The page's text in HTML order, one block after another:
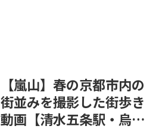
【嵐山】春の京都市内の
街並みを撮影した街歩き
動画【清水五条駅・烏丸